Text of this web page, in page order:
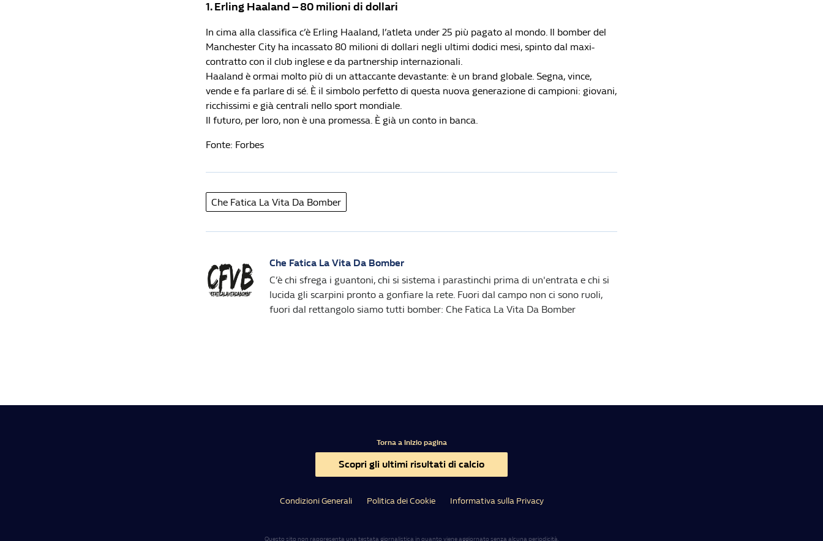
1. Erling Haaland – 80 milioni di dollari
In cima alla classifica c’è Erling Haaland, l’atleta under 25 più pagato al mondo. Il bomber del
Manchester City ha incassato 80 milioni di dollari negli ultimi dodici mesi, spinto dal maxi-
contratto con il club inglese e da partnership internazionali.
Haaland è ormai molto più di un attaccante devastante: è un brand globale. Segna, vince,
vende e fa parlare di sé. È il simbolo perfetto di questa nuova generazione di campioni: giovani,
ricchissimi e già centrali nello sport mondiale.
Il futuro, per loro, non è una promessa. È già un conto in banca.
Fonte: Forbes
Che Fatica La Vita Da Bomber
Che Fatica La Vita Da Bomber
C’è chi sfrega i guantoni, chi si sistema i parastinchi prima di un'entrata e chi si
lucida gli scarpini pronto a gonfiare la rete. Fuori dal campo non ci sono ruoli,
fuori dal rettangolo siamo tutti bomber: Che Fatica La Vita Da Bomber
Torna a inizio pagina
Scopri gli ultimi risultati di calcio
Condizioni Generali Politica dei Cookie Informativa sulla Privacy
Questo sito non rappresenta una testata giornalistica in quanto viene aggiornato senza alcuna periodicità.